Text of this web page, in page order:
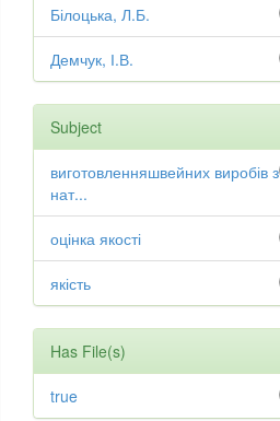
Білоцька, Л.Б.
Демчук, І.В.
Subject
виготовленняшвейних виробів з
нат...
оцінка якості
якість
Has File(s)
true